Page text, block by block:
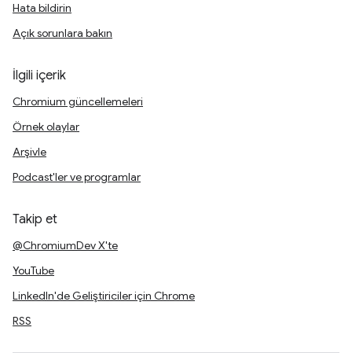
Hata bildirin
Açık sorunlara bakın
İlgili içerik
Chromium güncellemeleri
Örnek olaylar
Arşivle
Podcast'ler ve programlar
Takip et
@ChromiumDev X'te
YouTube
LinkedIn'de Geliştiriciler için Chrome
RSS